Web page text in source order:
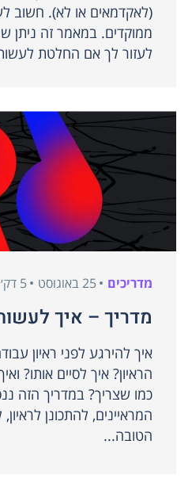
(לאקדמאים או לא). חשוב
ממוקדים. במאמר זה ניתן
לעזור לך אם החלטת
מדריכים 25 באוגוסט 5 דק׳
מדריך – איך
איך להירגע לפני ראיון
הראיון? איך לסיים אותו?
כמו שצריך? במדריך הזה
המראיינים, להתכונן
הטובה...